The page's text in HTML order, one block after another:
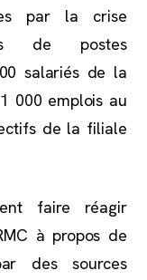
par la crise
de postes
salariés de la
000 emplois au
de la filiale
faire réagir
à propos de
des sources